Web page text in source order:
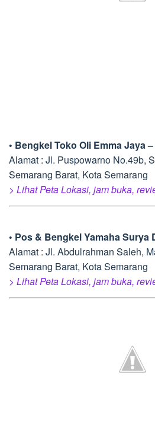
• Bengkel Toko Oli Emma Jaya
Alamat : Jl. Puspowarno No.49b,
Semarang Barat, Kota Semarang
> Lihat Peta Lokasi, jam buka,
• Pos & Bengkel Yamaha Surya
Alamat : Jl. Abdulrahman Saleh,
Semarang Barat, Kota Semarang
> Lihat Peta Lokasi, jam buka,